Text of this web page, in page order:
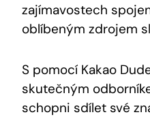
zajímavostech
⁤oblíbeným zdrojem
S pomocí‌ Kakao⁢
skutečným‌
schopni sdílet své